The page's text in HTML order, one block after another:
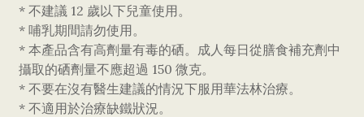
* 不建議 12 歲以下兒童使用。
* 哺乳期間請勿使用。
* 本產品含有高劑量有毒的硒。成人每日從膳食補充劑中
攝取的硒劑量不應超過 150 微克。
* 不要在沒有醫生建議的情況下服用華法林治療。
* 不適用於治療缺鐵狀況。